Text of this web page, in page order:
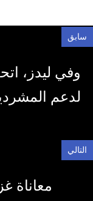
سابق
وفي ليدز،
لدعم
التالي
معاناة